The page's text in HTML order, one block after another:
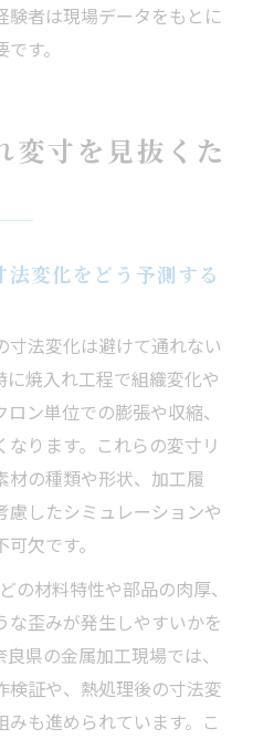
験者は現場データをもとに
す。
変寸を見抜くた
変化をどう予測する
法変化は避けて通れない
焼入れ工程で組織変化や
ン単位での膨張や収縮、
ります。これらの変寸リ
材の種類や形状、加工履
したシミュレーションや
欠です。
の材料特性や部品の肉厚、
歪みが発生しやすいかを
県の金属加工現場では、
検証や、熱処理後の寸法変
も進められています。こ